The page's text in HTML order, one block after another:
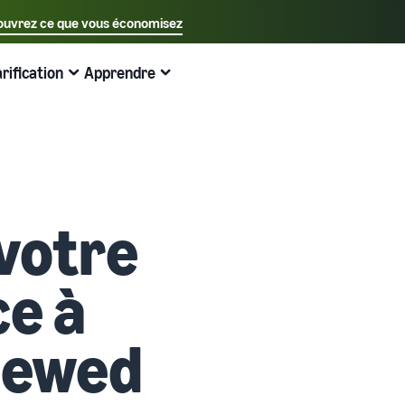
ce que vous économisez
Sélectionnez votre langue préférée
中文 - CN
Guide du Nouveau Vendeur
Débloquez les actions recommandées qui peuvent vous
aider à vendre 9 fois plus la première année
Expédié par Amazon
Externalisez l'expédition, les retours et le service client
Registre des marques
Traitez les commandes multi-canaux
Utilisez votre stock Expédié par Amazon pour les ventes
sur d'autres canaux
Produits à bas prix
Vendez des produits à bas prix et atteignez des millions
de clients dans le monde entier
Amazon Renewed
Vendez des produits reconditionnés et d'occasion à des
millions de clients Amazon
Partenaire de vente App Store
Découvrez des partenaires logiciels approuvés par
Amazon
Estimez les frais d'expédition
Comparez les coûts par méthode d'expédition
Apprendre
Produits les plus vendus en ligne
Trouvez des produits tendance pour votre entreprise en
ligne
Gestion des stocks pour le commerce
électronique
Guide de base sur le fonctionnement de la gestion des
à